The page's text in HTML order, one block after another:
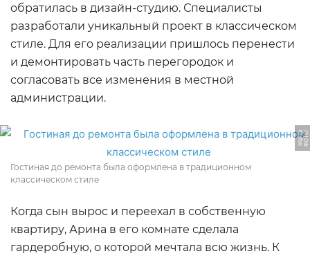
обратилась в дизайн-студию. Специалисты
разработали уникальный проект в классическом
стиле. Для его реализации пришлось перенести
и демонтировать часть перегородок и
согласовать все изменения в местной
администрации.
Ф
О
Т
О:
bl
gi.
r
u
Гостиная до ремонта была оформлена в традиционном
классическом стиле
Когда сын вырос и переехал в собственную
квартиру, Арина в его комнате сделала
гардеробную, о которой мечтала всю жизнь. К